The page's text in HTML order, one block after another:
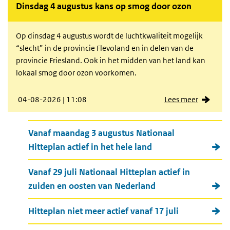
Dinsdag 4 augustus kans op smog door ozon
Op dinsdag 4 augustus wordt de luchtkwaliteit mogelijk
“slecht” in de provincie Flevoland en in delen van de
provincie Friesland. Ook in het midden van het land kan
lokaal smog door ozon voorkomen.
04-08-2026 | 11:08 Lees meer
Meer nieuws
Vanaf maandag 3 augustus Nationaal
Hitteplan actief in het hele land
Vanaf 29 juli Nationaal Hitteplan actief in
zuiden en oosten van Nederland
Hitteplan niet meer actief vanaf 17 juli